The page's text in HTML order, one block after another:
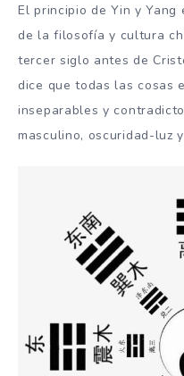
El principio de Yin y
de la filosofía y cultura
tercer siglo antes de
dice que todas las cosas
inseparables y
masculino, oscuridad-luz